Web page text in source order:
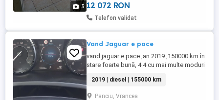
3 12 072 RON
Telefon validat
Vand Jaguar e pace
vand jaguar e pace ,an 2019 ,150000 km în
stare foarte bună, 4 4 cu mai multe moduri
parcare fata spate
2019 | diesel | 155000 km
Panciu, Vrancea